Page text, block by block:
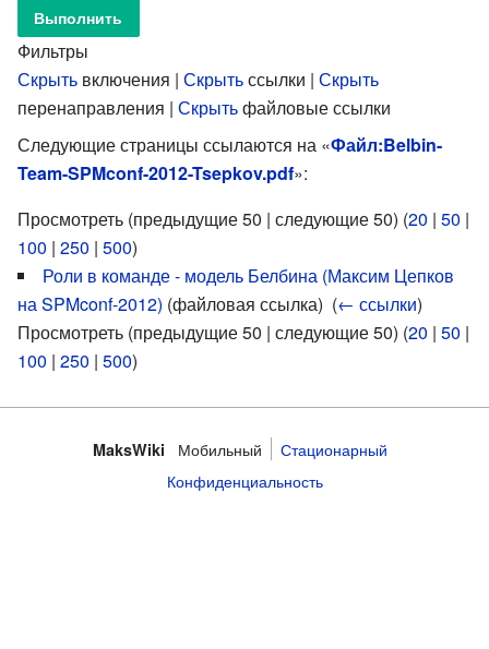
Фильтры
Скрыть включения | Скрытьссылки | Скрыть
перенаправления | Скрытьфайловые ссылки
Следующие страницы ссылаются на «Файл:Belbin-
Team-SPMconf-2012-Tsepkov.pdf»:
Просмотреть (предыдущие 50 | следующие 50) (20 | 50 |
100 | 250 | 500)
Роли в команде - модель Белбина (Максим Цепков
на SPMconf-2012) (файловая ссылка) ‎ (← ссылки)
Просмотреть (предыдущие 50 | следующие 50) (20 | 50 |
100 | 250 | 500)
MaksWiki Мобильный
Стационарный
Конфиденциальность